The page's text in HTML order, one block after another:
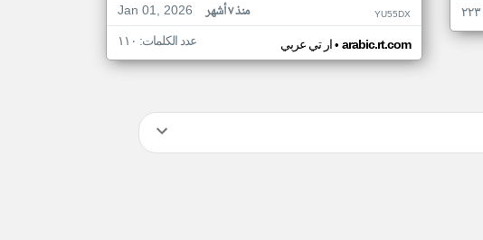
Jan 01, 2026
منذ ٧ أشهر YU55DX
ار تي عربي• arabic.rt.com عدد الكلمات: ١١٠